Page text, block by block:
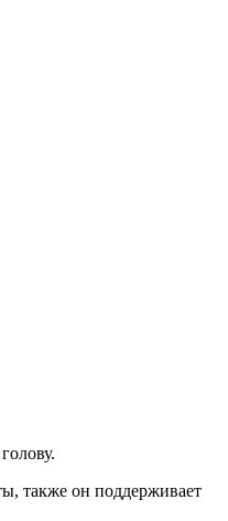
также он поддерживает